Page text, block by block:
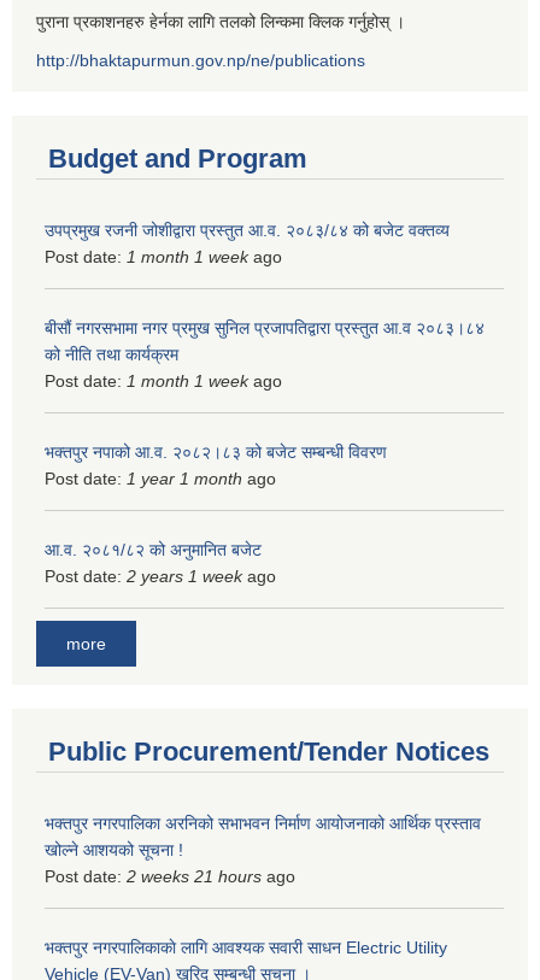
पुराना प्रकाशनहरु हेर्नका लागि तलको लिन्कमा क्लिक गर्नुहोस् ।
http://bhaktapurmun.gov.np/ne/publications
Budget and Program
उपप्रमुख रजनी जोशीद्वारा प्रस्तुत आ.व. २०८३/८४ को बजेट वक्तव्य
Post date: 1 month 1 weekago
बीसौं नगरसभामा नगर प्रमुख सुनिल प्रजापतिद्वारा प्रस्तुत आ.व‍ २०८३।८४
को नीति तथा कार्यक्रम
Post date: 1 month 1 weekago
भक्तपुर नपाको आ.व. २०८२।८३ को बजेट सम्बन्धी विवरण
Post date: 1 year 1 month ago
आ.व. २०८१/८२ को अनुमानित बजेट
Post date: 2 years 1 weekago
more
Public Procurement/Tender Notices
भक्तपुर नगरपालिका अरनिको सभाभवन निर्माण आयोजनाको आर्थिक प्रस्ताव
खोल्ने आशयको सूचना !
Post date: 2 weeks 21 hours ago
भक्तपुर नगरपालिकाकाे लागि आवश्यक सवारी साधन Electric Utility
Vehicle (EV-Van) खरिद सम्बन्धी सूचना ।